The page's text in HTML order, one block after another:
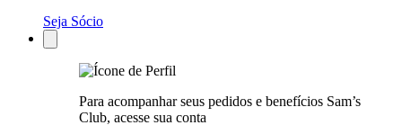
Seja Sócio
Para acompanhar seus pedidos e benefícios Sam’s
Club, acesse sua conta